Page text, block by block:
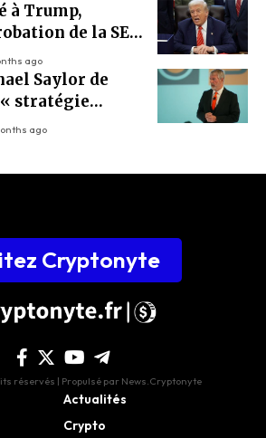
à Trump,
de la SEC
ago
Saylor de
stratégie
ago
Cryptonyte
réservés | Propulsé par News.Cryptonyte
Actualités
Crypto